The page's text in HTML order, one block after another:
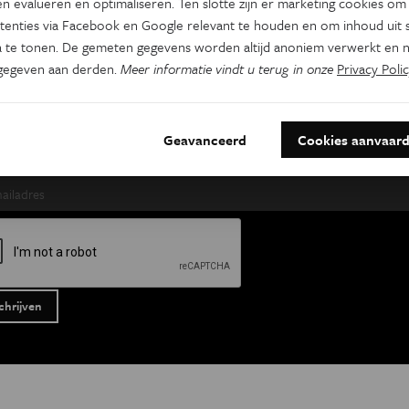
Wetenschap Tracé Psyche &
via Facebook en Google relevant te houden en om inhoud uit
te tonen. De gemeten gegevens worden altijd anoniem verwerkt en
aan derden.Meer informatie vindt u terug in onze Privacy
Geavanceerd Cookies